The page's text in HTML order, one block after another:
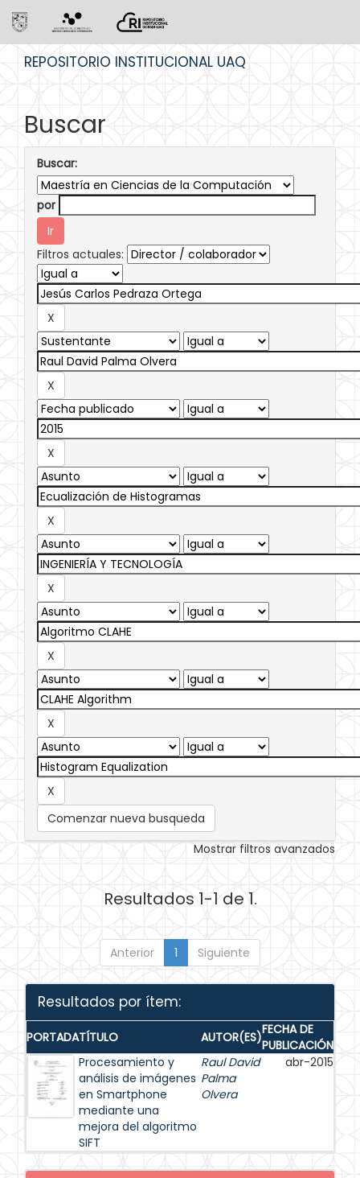
REPOSITORIO INSTITUCIONAL UAQ
Buscar
Buscar:
por
Filtros actuales:
Comenzar nueva busqueda
Mostrar filtros avanzados
Resultados 1-1 de 1.
Anterior 1 Siguiente
Resultados por ítem:
PORTADATÍTULO AUTOR(ES)FECHA DE
PUBLICACIÓN
Procesamiento y
análisis de imágenes
en Smartphone
mediante una
mejora del algoritmo
SIFT
Raul David
Palma
Olvera
abr-2015